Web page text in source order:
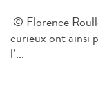
© Florence
curieux ont ainsi
l’...